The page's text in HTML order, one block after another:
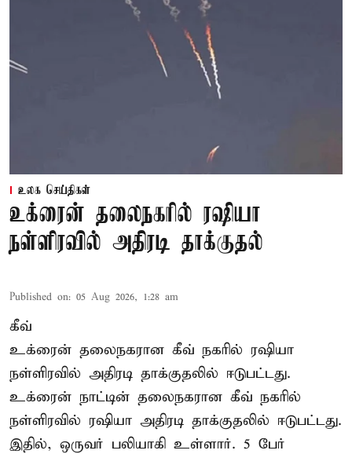
உலக செய்திகள்
உக்ரைன் தலைநகரில் ரஷியா
நள்ளிரவில் அதிரடி தாக்குதல்
Published on: 05 Aug 2026, 1:28 am
கீவ்
உக்ரைன் தலைநகரான கீவ் நகரில் ரஷியா
நள்ளிரவில் அதிரடி தாக்குதலில் ஈடுபட்டது.
உக்ரைன் நாட்டின் தலைநகரான கீவ் நகரில்
நள்ளிரவில் ரஷியா அதிரடி தாக்குதலில் ஈடுபட்டது.
இதில், ஒருவர் பலியாகி உள்ளார். 5 பேர்